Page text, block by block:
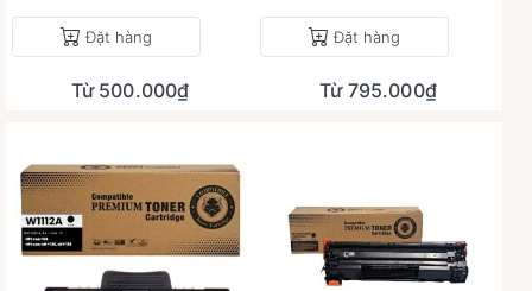
Đặt hàng
Từ 500.000₫
Đặt hàng
Từ 795.000₫